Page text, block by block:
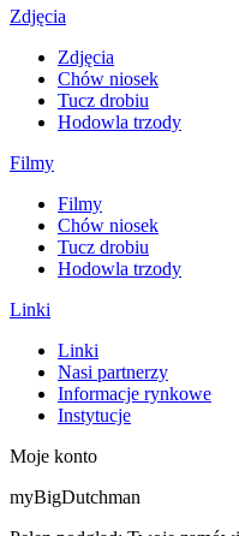
Zdjęcia
Zdjęcia
Chów niosek
Tucz drobiu
Hodowla trzody
Filmy
Filmy
Chów niosek
Tucz drobiu
Hodowla trzody
Linki
Linki
Nasi partnerzy
Informacje rynkowe
Instytucje
Moje konto
myBigDutchman